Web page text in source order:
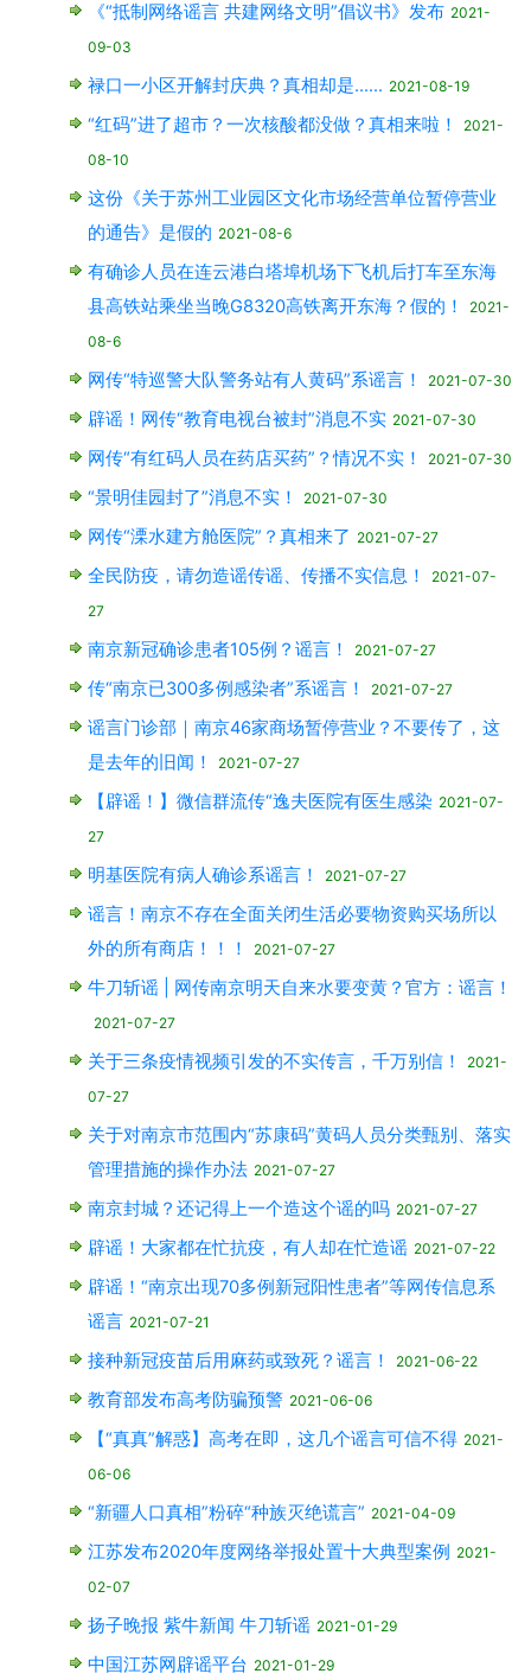
《“抵制网络谣言 共建网络文明”倡议书》发布 2021-
09-03
禄口一小区开解封庆典？真相却是…… 2021-08-19
“红码”进了超市？一次核酸都没做？真相来啦！
2021-
08-10
这份《关于苏州工业园区文化市场经营单位暂停营业
的通告》是假的 2021-08-6
有确诊人员在连云港白塔埠机场下飞机后打车至东海
县高铁站乘坐当晚G8320高铁离开东海？假的！
2021-
08-6
网传“特巡警大队警务站有人黄码”系谣言！ 2021-07-30
辟谣！网传“教育电视台被封”消息不实 2021-07-30
网传“有红码人员在药店买药”？情况不实！ 2021-07-30
“景明佳园封了”消息不实！ 2021-07-30
网传“溧水建方舱医院”？真相来了 2021-07-27
全民防疫，请勿造谣传谣、传播不实信息！
2021-07-
27
南京新冠确诊患者105例？谣言！ 2021-07-27
传“南京已300多例感染者”系谣言！ 2021-07-27
谣言门诊部｜南京46家商场暂停营业？不要传了，这
是去年的旧闻！
2021-07-27
【辟谣！】微信群流传“逸夫医院有医生感染 2021-07-
27
明基医院有病人确诊系谣言！ 2021-07-27
谣言！南京不存在全面关闭生活必要物资购买场所以
外的所有商店！！！
2021-07-27
牛刀斩谣 | 网传南京明天自来水要变黄？官方：谣言！
2021-07-27
关于三条疫情视频引发的不实传言，千万别信！
2021-
07-27
关于对南京市范围内“苏康码”黄码人员分类甄别、落实
管理措施的操作办法 2021-07-27
南京封城？还记得上一个造这个谣的吗 2021-07-27
辟谣！大家都在忙抗疫，有人却在忙造谣 2021-07-22
辟谣！“南京出现70多例新冠阳性患者”等网传信息系
谣言 2021-07-21
接种新冠疫苗后用麻药或致死？谣言！ 2021-06-22
教育部发布高考防骗预警 2021-06-06
【“真真”解惑】高考在即，这几个谣言可信不得 2021-
06-06
“新疆人口真相”粉碎“种族灭绝谎言” 2021-04-09
江苏发布2020年度网络举报处置十大典型案例 2021-
02-07
扬子晚报 紫牛新闻 牛刀斩谣 2021-01-29
中国江苏网辟谣平台 2021-01-29